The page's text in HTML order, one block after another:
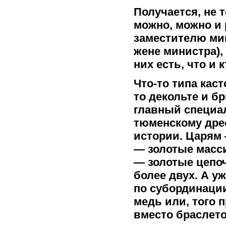
Получается, не
можно, можно и
заместителю
жене
них есть, что и
Что-то типа
то декольте и
главный
тюменскому
истории.
— золотые
— золотые
более двух. А
по
медь или, того
вместо